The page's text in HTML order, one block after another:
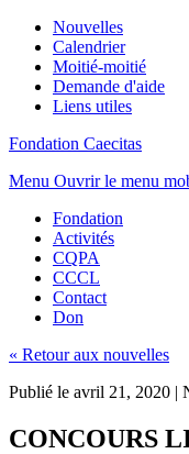
Nouvelles
Calendrier
Moitié-moitié
Demande d'aide
Liens utiles
Fondation Caecitas
Menu Ouvrir le menu
Fondation
Activités
CQPA
CCCL
Contact
Don
« Retour aux nouvelles
Publié le avril 21, 2020 |
CONCOURS